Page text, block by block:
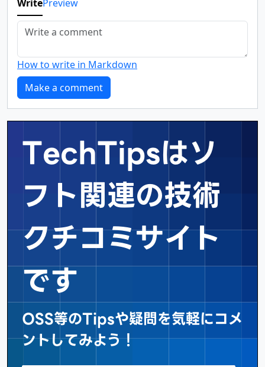
WritePreview
How to write in Markdown
TechTipsはソ
フト関連の技術
クチコミサイト
です
OSS等のTipsや疑問を気軽にコメ
ントしてみよう！